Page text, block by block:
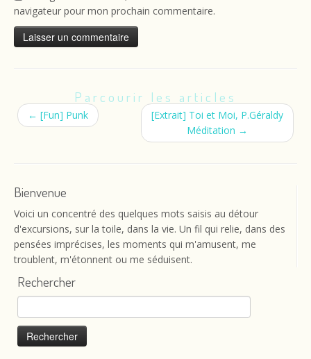
navigateur pour mon prochain commentaire.
Parcourir les articles
← [Fun] Punk
[Extrait] Toi et Moi, P.Géraldy
Méditation →
Bienvenue
Voici un concentré des quelques mots saisis au détour
d'excursions, sur la toile, dans la vie. Un fil qui relie, dans des
pensées imprécises, les moments qui m'amusent, me
troublent, m'étonnent ou me séduisent.
Rechercher
Rechercher :